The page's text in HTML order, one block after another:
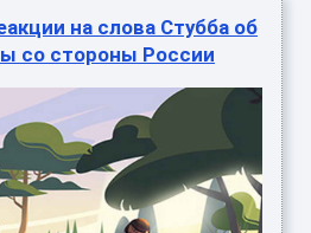
на слова Стубба об
со стороны России